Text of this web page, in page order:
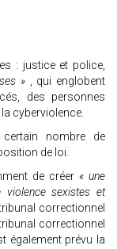
: justice et police,
» , qui englobent
des personnes
cyberviolence.
nombre de
de loi.
de créer « une
violence sexistes et
correctionnel
correctionnel
également prévu la